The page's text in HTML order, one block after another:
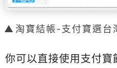
淘寶結帳-支付寶選台
你可以直接使用支付寶